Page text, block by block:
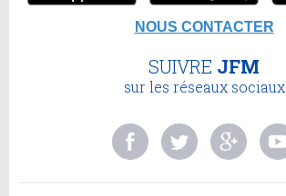
NOUS CONTACTER
SUIVRE JFM
sur les réseaux sociaux